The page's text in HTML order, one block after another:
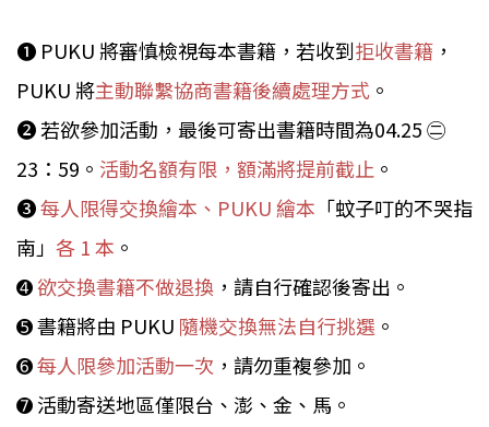
➊ PUKU 將審慎檢視每本書籍，若收到拒收書籍 ，
PUKU 將主動聯繫協商書籍後續處理方式 。
➋ 若欲參加活動，最後可寄出書籍時間為04.25 ㊁
23：59。 活動名額有限，額滿將提前截止 。
➌每人限得交換繪本、PUKU 繪本 「蚊子叮的不哭指
南」 各 1 本 。
➍欲交換書籍不做退換 ，請自行確認後寄出。
➎ 書籍將由 PUKU 隨機交換無法自行挑選 。
➏每人限參加活動一次 ，請勿重複參加。
➐ 活動寄送地區僅限台、澎、金、馬。